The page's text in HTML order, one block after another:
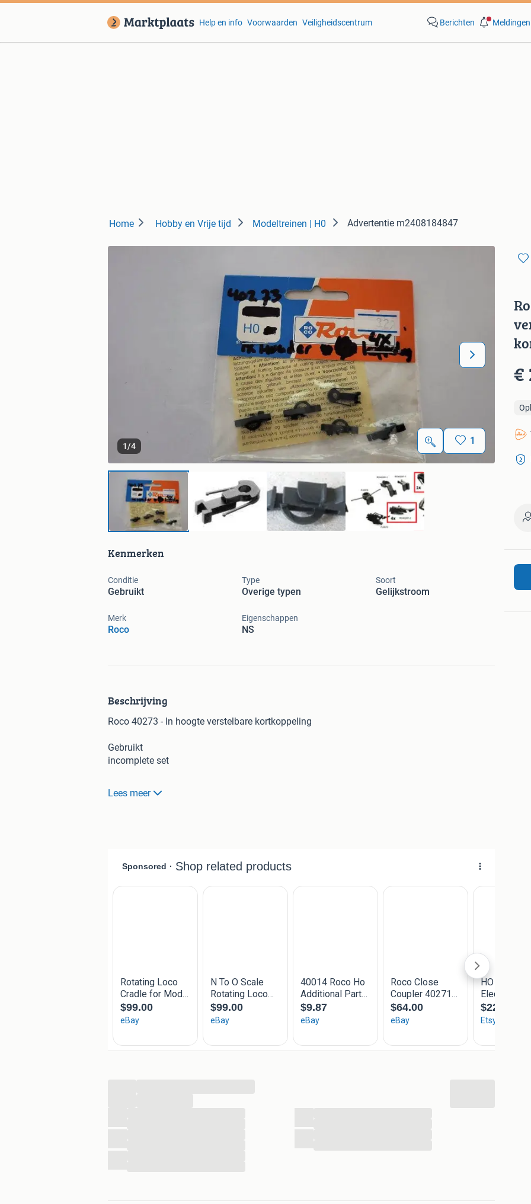
Help en info Voorwaarden Veiligheidscentrum Berichten Meldingen
Home Hobby en Vrije tijd Modeltreinen | H0 Advertentie m2408184847
1/4 1
Kenmerken
Conditie
Gebruikt
Type
Overige typen
Soort
Gelijkstroom
Merk
Roco
Eigenschappen
NS
Beschrijving
Roco 40273 - In hoogte verstelbare kortkoppeling
Gebruikt
incomplete set
1 houder
4 koppelingskoppen
Kosten en risico verzending voor de koper
Lees meer
€